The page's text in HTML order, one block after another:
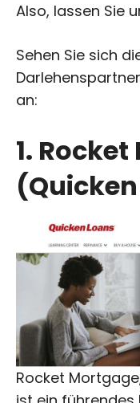
Also, lassen Sie
Sehen Sie sich
an:
1.
Rocket